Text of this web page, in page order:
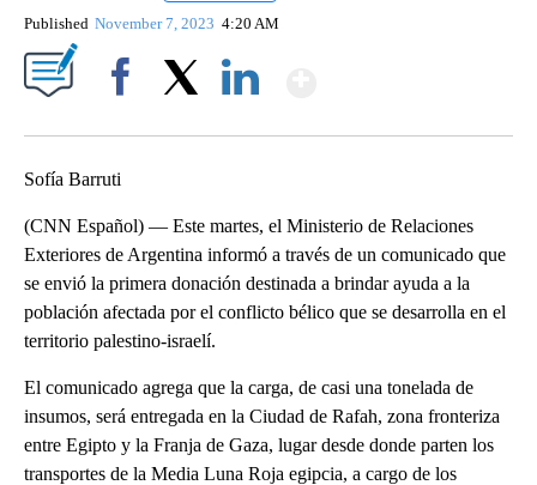
Published November 7, 2023 4:20 AM
Sofía Barruti
(CNN Español) — Este martes, el Ministerio de Relaciones
Exteriores de Argentina informó a través de un comunicado que
se envió la primera donación destinada a brindar ayuda a la
población afectada por el conflicto bélico que se desarrolla en el
territorio palestino-israelí.
El comunicado agrega que la carga, de casi una tonelada de
insumos, será entregada en la Ciudad de Rafah, zona fronteriza
entre Egipto y la Franja de Gaza, lugar desde donde parten los
transportes de la Media Luna Roja egipcia, a cargo de los